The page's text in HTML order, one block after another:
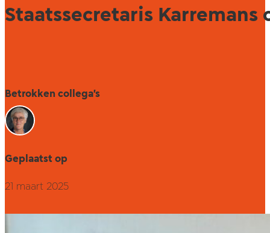
Staatssecretaris
Betrokken collega's
Geplaatst op
21 maart 2025